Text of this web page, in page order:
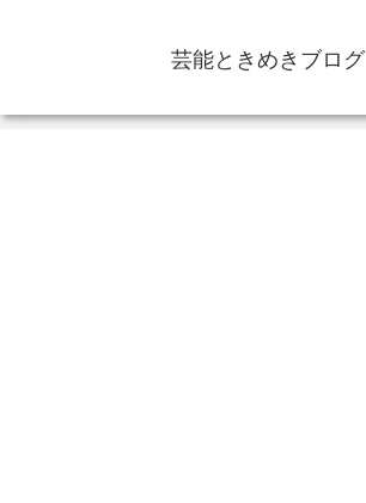
芸能ときめきブログ